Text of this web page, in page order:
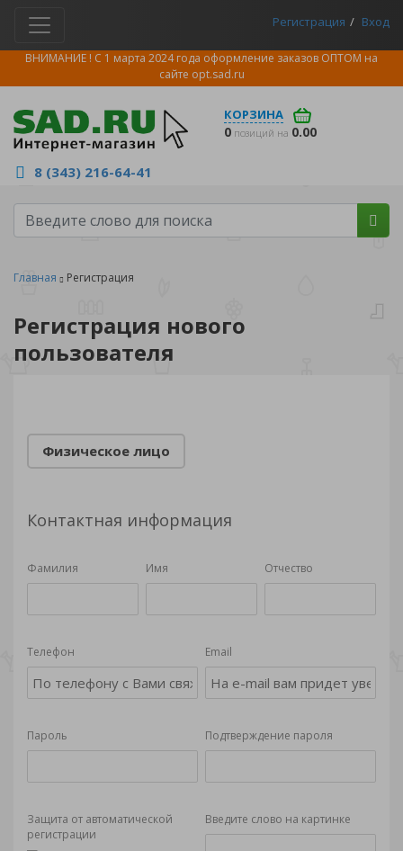
Регистрация Вход
ВНИМАНИЕ ! С 1 марта 2024 года оформление заказов ОПТОМ на
сайте opt.sad.ru
КОРЗИНА
0 позиций на 0.00
8 (343) 216-64-41
Главная Регистрация
Регистрация нового
пользователя
Физическое лицо
Контактная информация
Фамилия Имя Отчество
Телефон Email
Пароль Подтверждение пароля
Защита от автоматической
регистрации
Введите слово на картинке